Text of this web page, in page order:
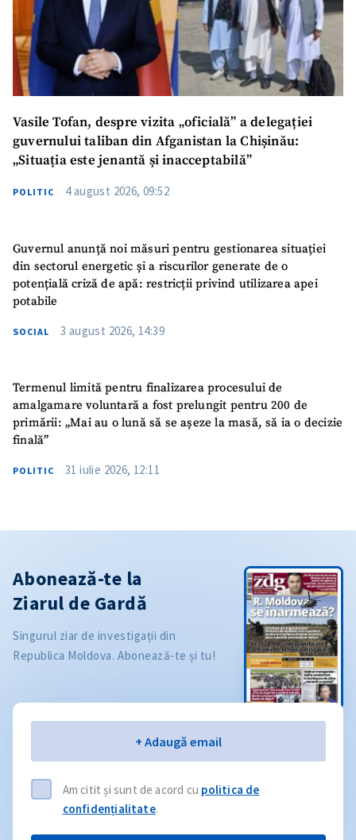
Vasile Tofan, despre vizita „oficială” a delegației
guvernului taliban din Afganistan la Chișinău:
„Situația este jenantă și inacceptabilă”
POLITIC 4 august 2026, 09:52
Guvernul anunță noi măsuri pentru gestionarea situației
din sectorul energetic și a riscurilor generate de o
potențială criză de apă: restricții privind utilizarea apei
potabile
SOCIAL 3 august 2026, 14:39
Termenul limită pentru finalizarea procesului de
amalgamare voluntară a fost prelungit pentru 200 de
primării: „Mai au o lună să se așeze la masă, să ia o decizie
finală”
POLITIC 31 iulie 2026, 12:11
Abonează-te la
Ziarul de Gardă
Singurul ziar de investigații din
Republica Moldova. Abonează-te și tu!
+ Adaugă email
Am citit și sunt de acord cu politica de
confidențialitate.